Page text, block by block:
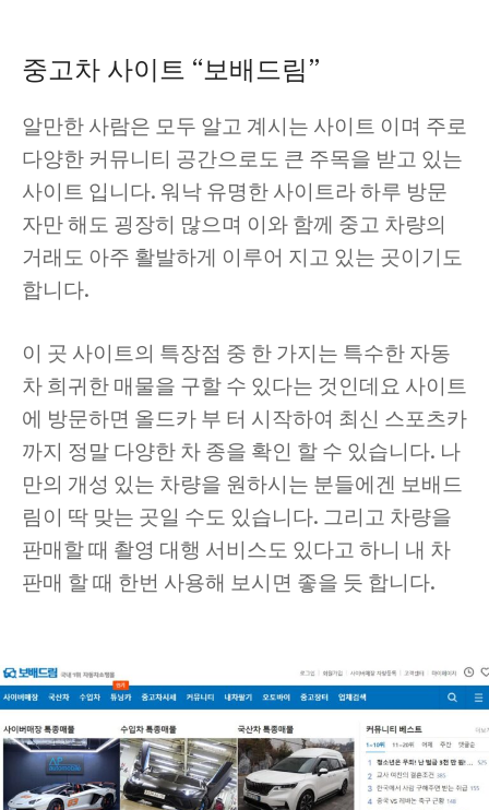
중고차 사이트 “보배드림”
알만한 사람은 모두 알고 계시는 사이트 이며 주로
다양한 커뮤니티 공간으로도 큰 주목을 받고 있는
사이트 입니다. 워낙 유명한 사이트라 하루 방문
자만 해도 굉장히 많으며 이와 함께 중고 차량의
거래도 아주 활발하게 이루어 지고 있는 곳이기도
합니다.
이 곳 사이트의 특장점 중 한 가지는 특수한 자동
차 희귀한 매물을 구할 수 있다는 것인데요 사이트
에 방문하면 올드카 부 터 시작하여 최신 스포츠카
까지 정말 다양한 차 종을 확인 할 수 있습니다. 나
만의 개성 있는 차량을 원하시는 분들에겐 보배드
림이 딱 맞는 곳일 수도 있습니다. 그리고 차량을
판매할 때 촬영 대행 서비스도 있다고 하니 내 차
판매 할 때 한번 사용해 보시면 좋을 듯 합니다.